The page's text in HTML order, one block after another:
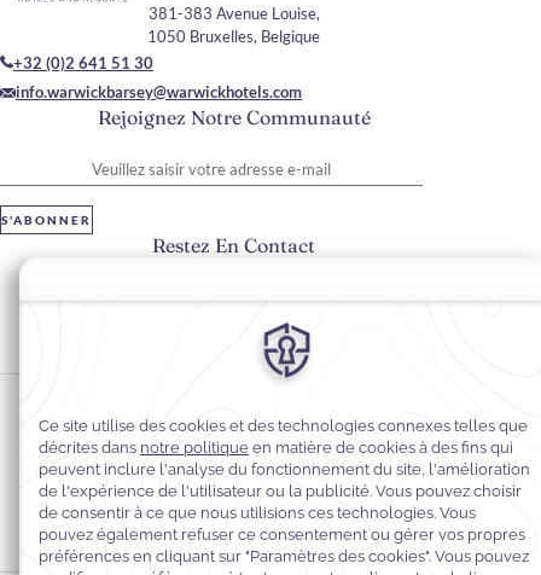
Rejoignez Notre Communauté
S'ABONNER
381-383 Avenue Louise,
1050 Bruxelles, Belgique
+32 (0)2 641 51 30
info.warwickbarsey@warwickhotels.com
Restez En Contact
#hôtelBarseybyWarwick
Politique de confidentialité
Politique en matière de cookies
Accessibilité du Web
Mentions légales
Conditions générales de vente